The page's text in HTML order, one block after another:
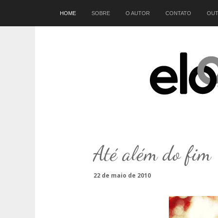
HOME SOBRE O AUTOR CONTATO Início
Até além do fim
22 de maio de 2010